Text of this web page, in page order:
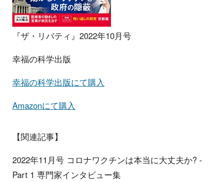
『ザ・リバティ』2022年10月号
幸福の科学出版
幸福の科学出版にて購入
Amazonにて購入
【関連記事】
2022年11月号 コロナワクチンは本当に大丈夫か? -
Part 1 専門家インタビュー集